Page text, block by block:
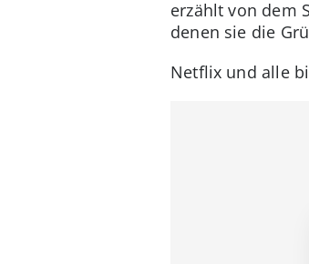
erzählt von dem
denen sie die
Netflix und alle